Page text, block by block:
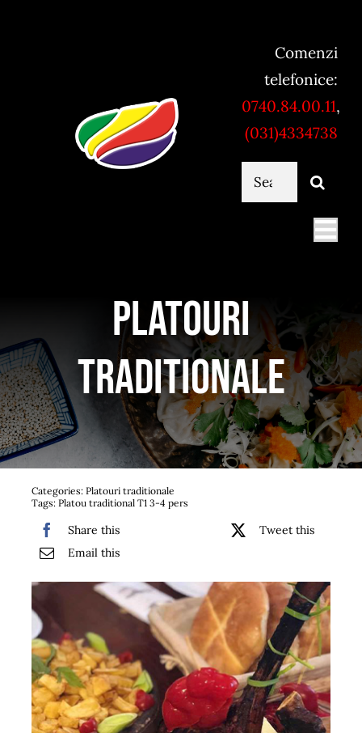
Comenzi
telefonice:
0740.84.00.11,
(031)4334738
Cautare...
Servicii catering
Bufet suedez si Coffee Break
Platouri
Sushi
Comemorari
Oferta
Cos
Platouri
traditionale
Categories: Platouri traditionale
Tags: Platou traditional T1 3-4 pers
Share this
Tweet this
Email this